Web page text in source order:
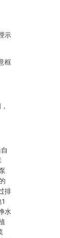
示
框
排
水